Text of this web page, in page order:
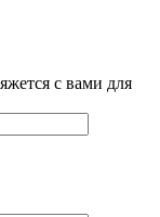
с вами для